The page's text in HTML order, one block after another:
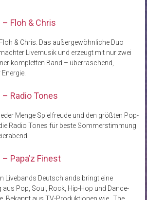
Floh & Chris
& Chris. Das außergewöhnliche Duo
Livemusik und erzeugt mit nur zwei
kompletten Band – überraschend,
Radio Tones
Menge Spielfreude und den größten Pop-
Radio Tones für beste Sommerstimmung
Papa’z Finest
Livebands Deutschlands bringt eine
Pop, Soul, Rock, Hip-Hop und Dance-